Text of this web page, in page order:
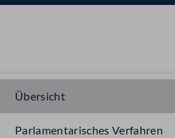
Übersicht
Parlamentarisches Verfahren